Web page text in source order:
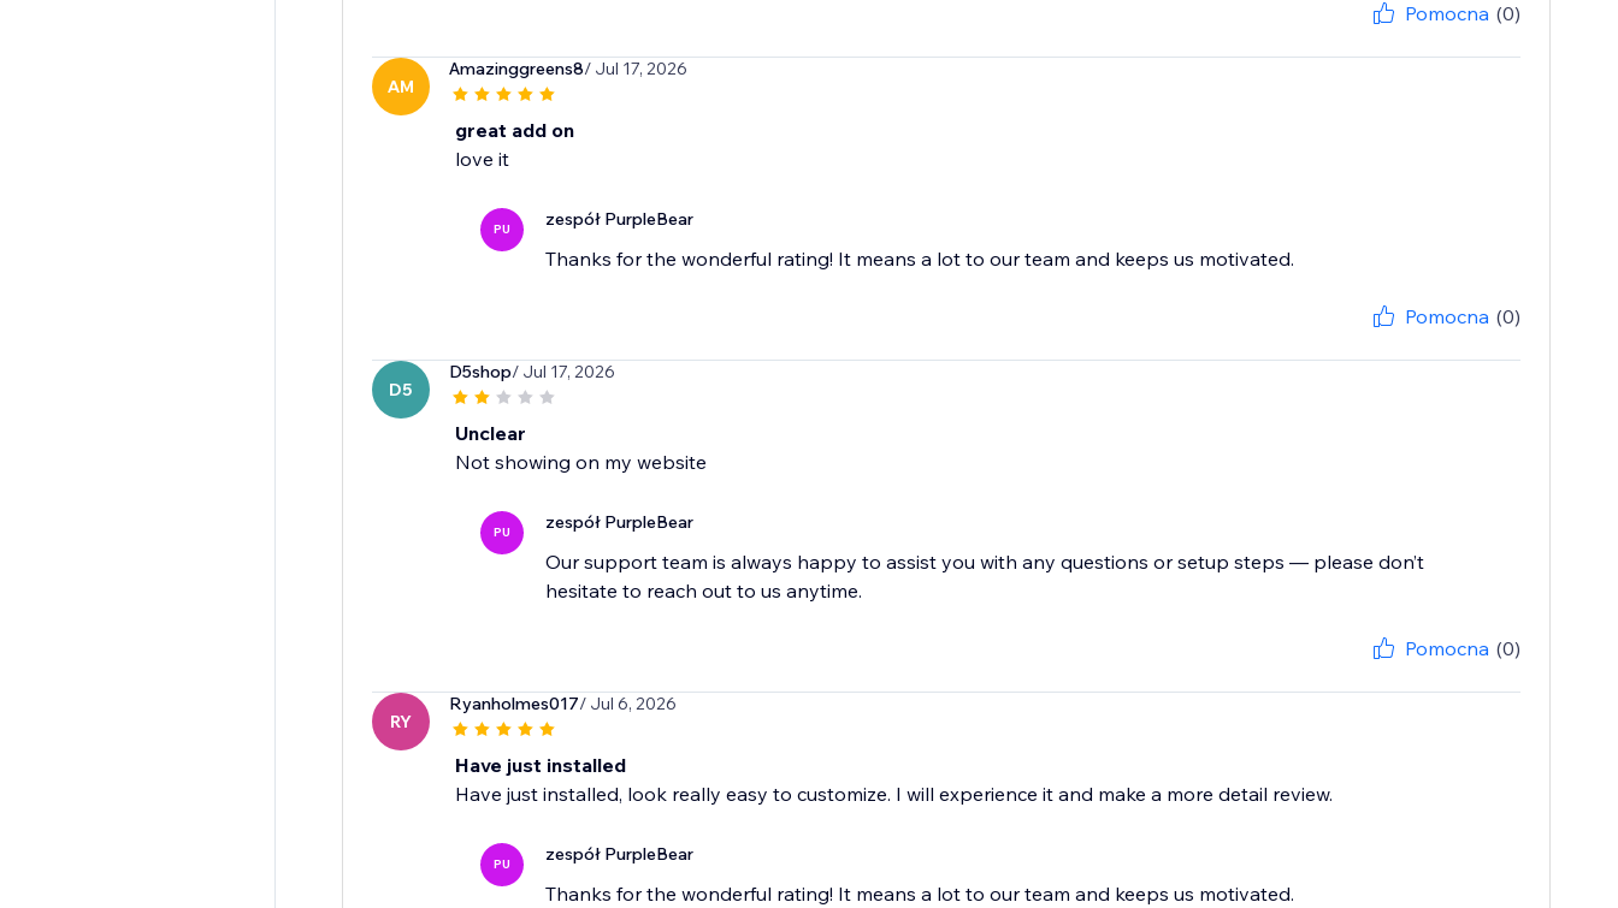
Pomocna (0)
AM
Amazinggreens8/ Jul 17, 2026
great add on
love it
PU zespół PurpleBear
Thanks for the wonderful rating! It means a lot to our team and keeps us motivated.
Pomocna (0)
D5
D5shop/ Jul 17, 2026
Unclear
Not showing on my website
PU zespół PurpleBear
Our support team is always happy to assist you with any questions or setup steps — please don’t
hesitate to reach out to us anytime.
Pomocna (0)
RY
Ryanholmes017/ Jul 6, 2026
Have just installed
Have just installed, look really easy to customize. I will experience it and make a more detail review.
PU zespół PurpleBear
Thanks for the wonderful rating! It means a lot to our team and keeps us motivated.